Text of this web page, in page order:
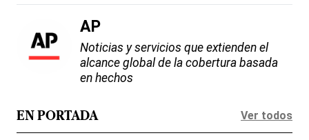
AP
Noticias y servicios que extienden el
alcance global de la cobertura basada
en hechos
EN PORTADA Ver todos